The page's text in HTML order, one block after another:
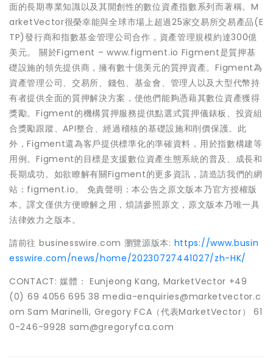
面的長期專業知識以及其開創性的數位資產指數系列而著稱。M
arketVector很榮幸能與全球市場上超過25家交易所交易產品(E
TP)發行商和指數基金管理公司合作，資產管理規模約達300億
美元。 關於Figment – www.figment.io Figment是質押基
礎設施的領先提供商，擁有數十億美元的質押資產。Figment為
資產管理公司、交易所、錢包、基金會、管理人以及大型代幣持
有者提供全面的質押解決方案，使他們能夠憑藉其數位資產獲得
獎勵。Figment的機構質押服務提供點選式質押儀錶板、投資組
合獎勵跟蹤、API整合、經過稽核的基礎設施和削價保護。此
外，Figment還為客戶提供標準化的準確資料，用於指數構建等
用例。Figment的目標是支援數位資產生態系統的普及、成長和
長期成功。如欲瞭解有關Figment的更多資訊，請造訪我們的網
站：figment.io。 免責聲明：本公告之原文版本乃官方授權版
本。譯文僅供方便瞭解之用，煩請參照原文，原文版本乃唯一具
法律效力之版本。
請前往 businesswire.com 瀏覽源版本: https://www.busin
esswire.com/news/home/20230727441027/zh-HK/
CONTACT: 媒體： Eunjeong Kang, MarketVector +49
(0) 69 4056 695 38 media-enquiries@marketvector.c
om Sam Marinelli, Gregory FCA（代表MarketVector） 61
0-246-9928 sam@gregoryfca.com